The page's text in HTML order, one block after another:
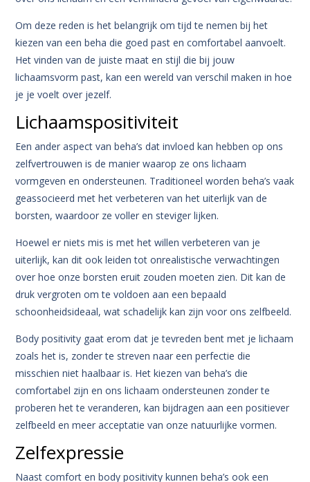
Om deze reden is het belangrijk om tijd te nemen bij het
kiezen van een beha die goed past en comfortabel aanvoelt.
Het vinden van de juiste maat en stijl die bij jouw
lichaamsvorm past, kan een wereld van verschil maken in hoe
je je voelt over jezelf.
Lichaamspositiviteit
Een ander aspect van beha’s dat invloed kan hebben op ons
zelfvertrouwen is de manier waarop ze ons lichaam
vormgeven en ondersteunen. Traditioneel worden beha’s vaak
geassocieerd met het verbeteren van het uiterlijk van de
borsten, waardoor ze voller en steviger lijken.
Hoewel er niets mis is met het willen verbeteren van je
uiterlijk, kan dit ook leiden tot onrealistische verwachtingen
over hoe onze borsten eruit zouden moeten zien. Dit kan de
druk vergroten om te voldoen aan een bepaald
schoonheidsideaal, wat schadelijk kan zijn voor ons zelfbeeld.
Body positivity gaat erom dat je tevreden bent met je lichaam
zoals het is, zonder te streven naar een perfectie die
misschien niet haalbaar is. Het kiezen van beha’s die
comfortabel zijn en ons lichaam ondersteunen zonder te
proberen het te veranderen, kan bijdragen aan een positiever
zelfbeeld en meer acceptatie van onze natuurlijke vormen.
Zelfexpressie
Naast comfort en body positivity kunnen beha’s ook een